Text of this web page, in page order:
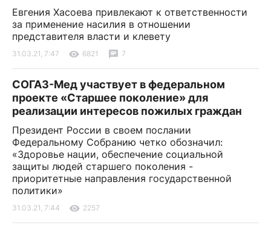
Евгения Хасоева привлекают к ответственности
за применение насилия в отношении
представителя власти и клевету
31.03.21, 7:47 6821 7
СОГАЗ-Мед участвует в федеральном
проекте «Старшее поколение» для
реализации интересов пожилых граждан
Президент России в своем послании
Федеральному Собранию четко обозначил:
«Здоровье нации, обеспечение социальной
защиты людей старшего поколения -
приоритетные направления государственной
политики»
31.03.21, 7:44 2257